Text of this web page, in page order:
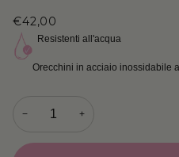
€42,00
Resistenti all'acqua
Orecchini in acciaio inossidabile
− +